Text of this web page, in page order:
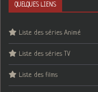
QUELQUES LIENS
Liste des séries Animé
Liste des séries TV
Liste des films